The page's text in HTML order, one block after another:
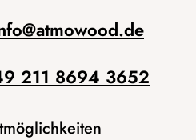
@atmowood.de
211 8694 3652